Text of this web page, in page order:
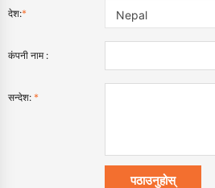
देश:* Nepal
कंपनी नाम :
सन्देश: *